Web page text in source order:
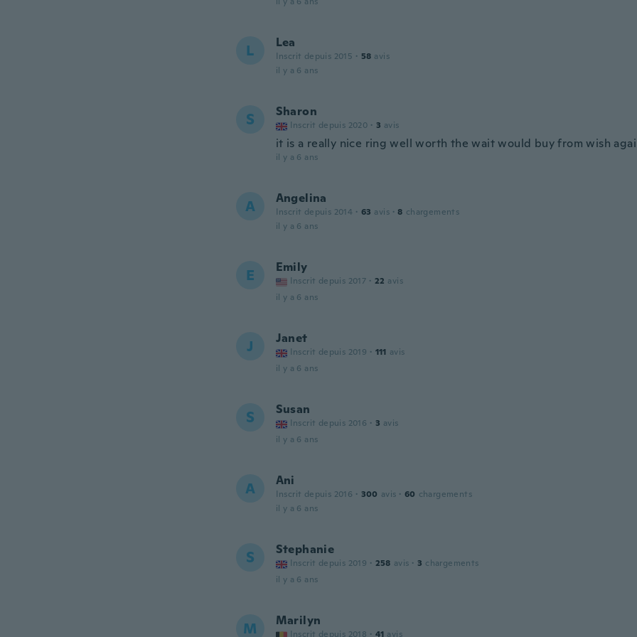
L Lea
Inscrit depuis 2015 · 58 avis
il y a 6 ans
S Sharon
Inscrit depuis 2020 · 3 avis
it is a really nice ring well worth the wait would buy from wish
il y a 6 ans
A Angelina
Inscrit depuis 2014 · 63 avis · 8 chargements
il y a 6 ans
E Emily
Inscrit depuis 2017 · 22 avis
il y a 6 ans
J Janet
Inscrit depuis 2019 · 111 avis
il y a 6 ans
S Susan
Inscrit depuis 2016 · 3 avis
il y a 6 ans
A Ani
Inscrit depuis 2016 · 300 avis · 60 chargements
il y a 6 ans
S Stephanie
Inscrit depuis 2019 · 258 avis · 3 chargements
il y a 6 ans
M Marilyn
Inscrit depuis 2018 · 41 avis